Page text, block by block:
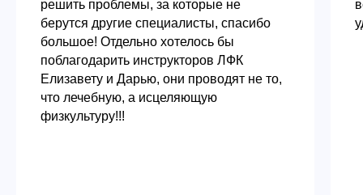
решить проблемы, за которые не
берутся другие специалисты, спасибо
большое! Отдельно хотелось бы
поблагодарить инструкторов ЛФК
Елизавету и Дарью, они проводят не то,
что лечебную, а исцеляющую
физкультуру!!!